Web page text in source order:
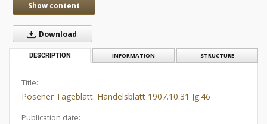
Show content
Download
DESCRIPTION INFORMATION STRUCTURE
Title:
Posener Tageblatt. Handelsblatt 1907.10.31 Jg.46
Publication date: